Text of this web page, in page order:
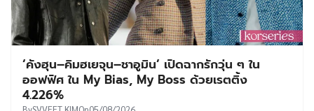
‘คังฮุน–คิมฮเยจุน–ชาอูมิน’ เปิดฉากรักวุ่น ๆ ใน
ออฟฟิศ ใน My Bias, My Boss ด้วยเรตติ้ง
4.226%